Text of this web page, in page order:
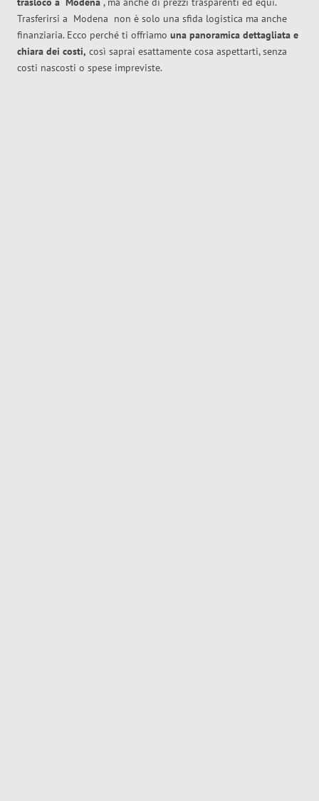
Trasferirsi a Modena non è solo una sfida logistica ma anche
finanziaria. Ecco perché ti offriamo una panoramica dettagliata e
chiara dei costi, così saprai esattamente cosa aspettarti, senza
costi nascosti o spese impreviste.